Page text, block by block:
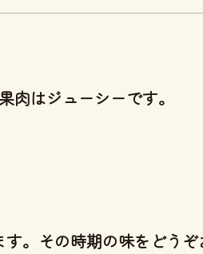
肉はジューシーです。
。その時期の味をどうぞ